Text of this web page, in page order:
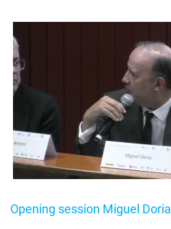
Opening session Miguel Doria